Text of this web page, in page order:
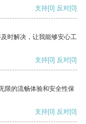
支持[0] 反对[0]
时解决，让我能够安心工
支持[0] 反对[0]
限的流畅体验和安全性保
支持[0] 反对[0]